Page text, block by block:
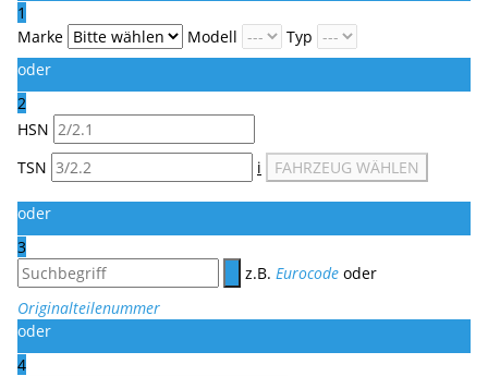
1
Marke
Modell
Typ
oder
2
HSN
TSN
i FAHRZEUG WÄHLEN
oder
3
z.B. Eurocode oder
Originalteilenummer
oder
4